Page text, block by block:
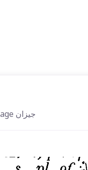
English-Ottoman Turkish language جیزان